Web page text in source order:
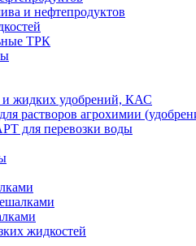
и нефтепродуктов
ТРК
и жидких удобрений, КАС
растворов агрохимии
для перевозки воды
жидкостей